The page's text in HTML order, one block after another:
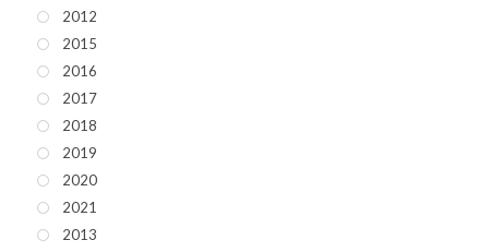
2012
2015
2016
2017
2018
2019
2020
2021
2013